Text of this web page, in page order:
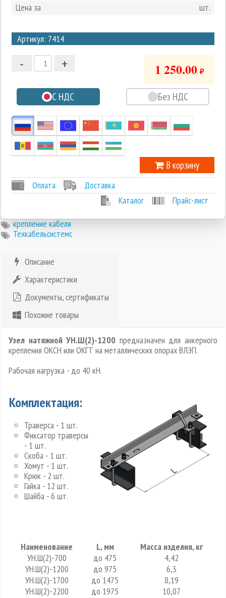
Цена за
шт.
Артикул: 7414
2
1
-1
+
- 1 250.00 ₽
С НДС Без НДС
В корзину
Оплата
Доставка
Каталог
Прайс-лист
крепление кабеля
Техкабельсистемс
Описание
Характеристики
Документы, сертификаты
Похожие товары
Узел натяжной УН.Ш(2)-1200 предназначен для анкерного
крепления ОКСН или ОКГТ на металлических опорах ВЛЭП.
Рабочая нагрузка - до 40 кН.
Комплектация:
Траверса - 1 шт.
Фиксатор траверсы
- 1 шт.
Скоба - 1 шт.
Хомут - 1 шт.
Крюк - 2 шт.
Гайка - 12 шт.
Шайба - 6 шт.
Наименование L, мм
Масса изделия, кг
УН.Ш(2)-700
до 475
4,42
УН.Ш(2)-1200
до 975
6,3
УН.Ш(2)-1700
до 1475
8,19
УН.Ш(2)-2200
до 1975 10,07